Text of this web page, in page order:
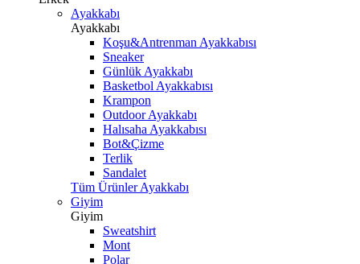
Ayakkabı
Ayakkabı
Koşu&Antrenman Ayakkabısı
Sneaker
Günlük Ayakkabı
Basketbol Ayakkabısı
Krampon
Outdoor Ayakkabı
Halısaha Ayakkabısı
Bot&Çizme
Terlik
Sandalet
Tüm Ürünler Ayakkabı
Giyim
Giyim
Sweatshirt
Mont
Polar